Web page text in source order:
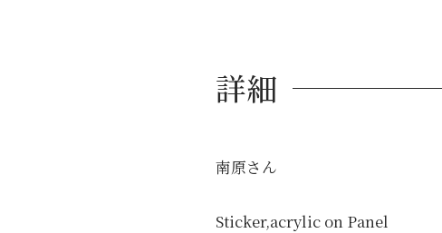
詳細
南原さん
Sticker,acrylic on Panel